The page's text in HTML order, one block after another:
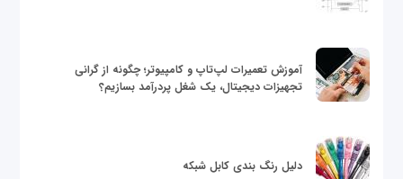
آموزش تعمیرات لپ‌تاپ و کامپیوتر؛ چگونه از گرانی
تجهیزات دیجیتال، یک شغل پردرآمد بسازیم؟
دلیل رنگ بندی کابل شبکه